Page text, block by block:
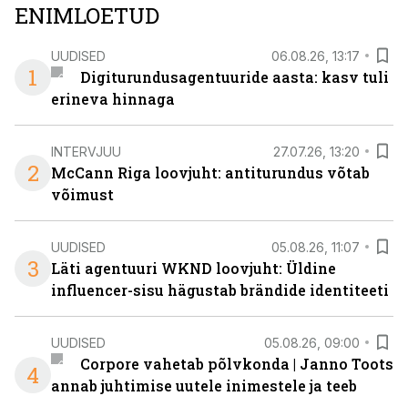
ENIMLOETUD
1
UUDISED 06.08.26, 13:17
Digiturundusagentuuride aasta: kasv tuli
erineva hinnaga
2
INTERVJUU 27.07.26, 13:20
McCann Riga loovjuht: antiturundus võtab
võimust
3
UUDISED 05.08.26, 11:07
Läti agentuuri WKND loovjuht: Üldine
influencer-sisu hägustab brändide identiteeti
4
UUDISED 05.08.26, 09:00
Corpore vahetab põlvkonda | Janno Toots
annab juhtimise uutele inimestele ja teeb